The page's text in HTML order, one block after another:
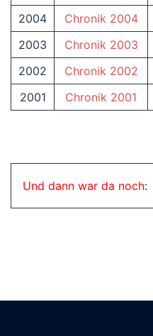
2004
Chronik 2004
2003
Chronik 2003
2002
Chronik 2002
2001
Chronik 2001
Und dann war da noch: